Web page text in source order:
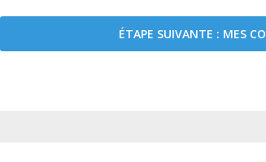
ÉTAPE SUIVANTE : MES